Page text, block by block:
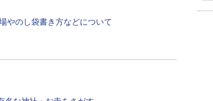
やのし袋書き方などについて